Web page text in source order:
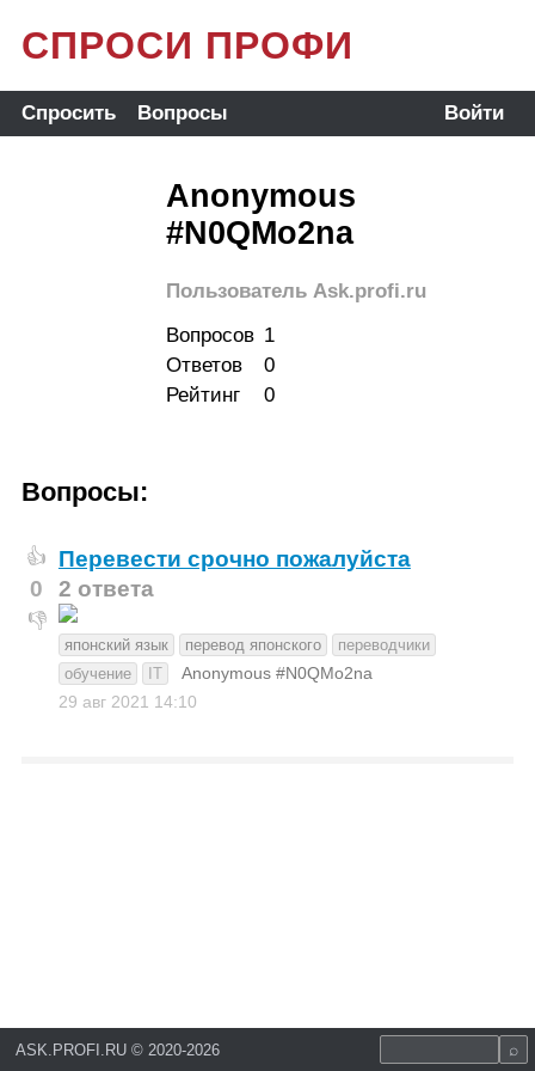
СПРОСИ ПРОФИ
Спросить Вопросы Войти
Anonymous
#N0QMo2na
Пользователь Ask.profi.ru
Вопросов 1
Ответов
0
Рейтинг
0
Вопросы:
👍
0
👎
Перевести срочно пожалуйста
2 ответа
японский язык перевод японского
переводчики
обучение
IT
Anonymous #N0QMo2na
29 авг 2021 14:10
ASK.PROFI.RU © 2020-2026